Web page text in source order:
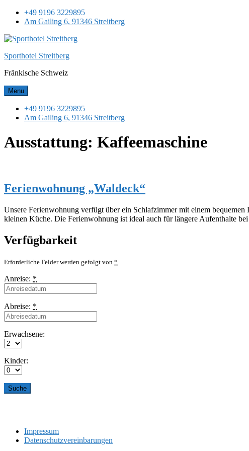
Skip
+49 9196 3229895
Am Gailing 6, 91346 Streitberg
Sporthotel Streitberg
Fränkische Schweiz
Menu
+49 9196 3229895
Am Gailing 6, 91346 Streitberg
Ausstattung: Kaffeemaschine
Ferienwohnung „Waldeck“
Unsere Ferienwohnung verfügt über ein Schlafzimmer mit einem
kleinen Küche. Die Ferienwohnung ist ideal auch für längere Aufenthalte
Verfügbarkeit
Erforderliche Felder werden gefolgt von *
Anreise: *
Abreise: *
Erwachsene:
Kinder:
Impressum
Datenschutzvereinbarungen